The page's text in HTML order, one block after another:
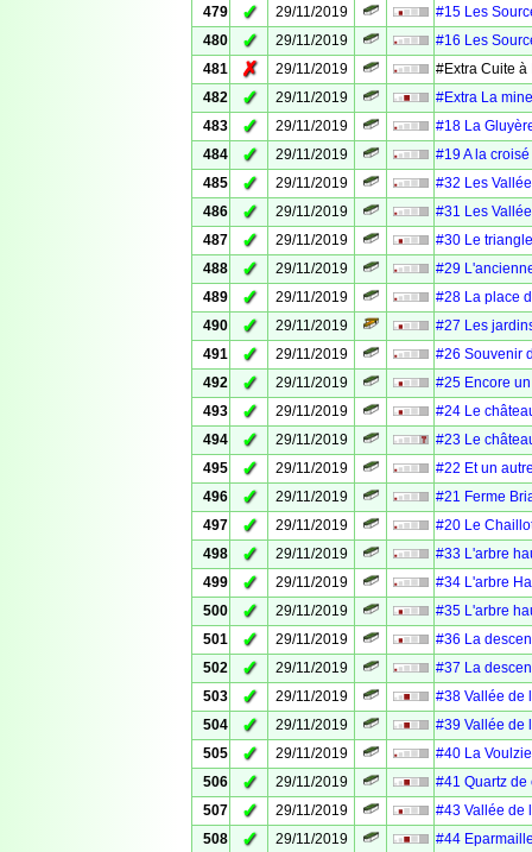
479
✓ 29/11/2019
#15 Les
480
✓ 29/11/2019
#16 Les
481
✗ 29/11/2019
#Extra Cuite à
482
✓ 29/11/2019
#Extra La
483
✓ 29/11/2019
#18 La
484
✓ 29/11/2019
#19 A la
485
✓ 29/11/2019
#32 Les
486
✓ 29/11/2019
#31 Les
487
✓ 29/11/2019
#30 Le
488
✓ 29/11/2019
#29
489
✓ 29/11/2019
#28 La place
490
✓ 29/11/2019
#27 Les
491
✓ 29/11/2019
#26 Souvenir
492
✓ 29/11/2019
#25 Encore
493
✓ 29/11/2019
#24 Le
494
✓ 29/11/2019
#23 Le
495
✓ 29/11/2019
#22 Et un
496
✓ 29/11/2019
#21 Ferme
497
✓ 29/11/2019
#20 Le
498
✓ 29/11/2019
#33 L'arbre
499
✓ 29/11/2019
#34 L'arbre
500
✓ 29/11/2019
#35 L'arbre
501
✓ 29/11/2019
#36 La
502
✓ 29/11/2019
#37 La
503
✓ 29/11/2019
#38 Vallée de
504
✓ 29/11/2019
#39 Vallée de
505
✓ 29/11/2019
#40 La
506
✓ 29/11/2019
#41 Quartz de
507
✓ 29/11/2019
#43 Vallée de
508
✓ 29/11/2019
#44